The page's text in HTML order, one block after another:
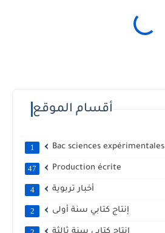
أقسام الموقع
Bac sciences expérimentales
1
Production écrite
47
أخبار تربوية 4
إنتاج كتابي سنة أولى 2